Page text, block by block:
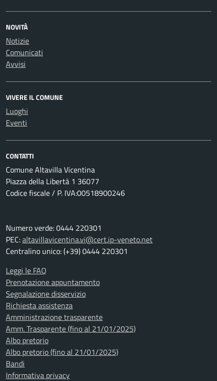
NOVITÀ
Notizie
Comunicati
Avvisi
VIVERE IL COMUNE
Luoghi
Eventi
CONTATTI
Comune Altavilla Vicentina
Piazza della Libertà 1 36077
Codice fiscale / P. IVA:00518900246
Numero verde: 0444 220301
PEC:altavillavicentina.vi@cert.ip-veneto.net
Centralino unico: (+39) 0444 220301
Leggi le FAQ
Prenotazione appuntamento
Segnalazione disservizio
Richiesta assistenza
Amministrazione trasparente
Amm. Trasparente (fino al 21/01/2025)
Albo pretorio
Albo pretorio (fino al 21/01/2025)
Bandi
Informativa privacy